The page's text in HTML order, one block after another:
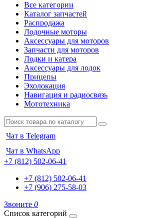
Все категории
Каталог запчастей
Распродажа
Лодочные моторы
Аксессуары для моторов
Запчасти для моторов
Лодки и катера
Аксессуары для лодок
Прицепы
Эхолокация
Навигация и радиосвязь
Мототехника
Чат в Telegram
Чат в WhatsApp
+7 (812) 502-06-41
+7 (812) 502-06-41
+7 (906) 275-58-03
Звоните 0
Список категорий